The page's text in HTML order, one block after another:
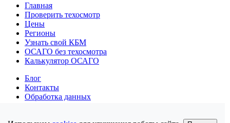
Главная
Проверить техосмотр
Цены
Регионы
Узнать свой КБМ
ОСАГО без техосмотра
Калькулятор ОСАГО
Блог
Контакты
Обработка данных